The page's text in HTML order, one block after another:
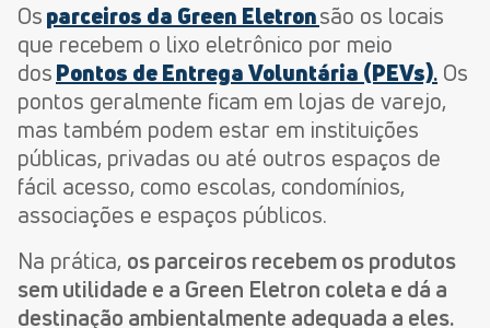
Osparceiros da Green Eletronsão os locais
que recebem o lixo eletrônico por meio
dosPontos de Entrega Voluntária (PEVs). Os
pontos geralmente ficam em lojas de varejo,
mas também podem estar em instituições
públicas, privadas ou até outros espaços de
fácil acesso, como escolas, condomínios,
associações e espaços públicos.
Na prática, os parceiros recebem os produtos
sem utilidade e a Green Eletron coleta e dá a
destinação ambientalmente adequada a eles.